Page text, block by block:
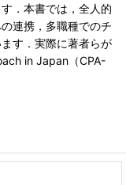
．本書では，全人的
連携，多職種でのチ
す．実際に著者らが
in Japan（CPA-